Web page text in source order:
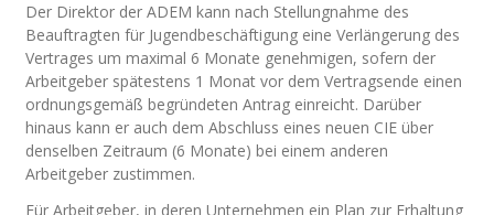
Der Direktor der ADEM kann nach Stellungnahme des
Beauftragten für Jugendbeschäftigung eine Verlängerung des
Vertrages um maximal 6 Monate genehmigen, sofern der
Arbeitgeber spätestens 1 Monat vor dem Vertragsende einen
ordnungsgemäß begründeten Antrag einreicht. Darüber
hinaus kann er auch dem Abschluss eines neuen CIE über
denselben Zeitraum (6 Monate) bei einem anderen
Arbeitgeber zustimmen.
Für Arbeitgeber, in deren Unternehmen ein Plan zur Erhaltung